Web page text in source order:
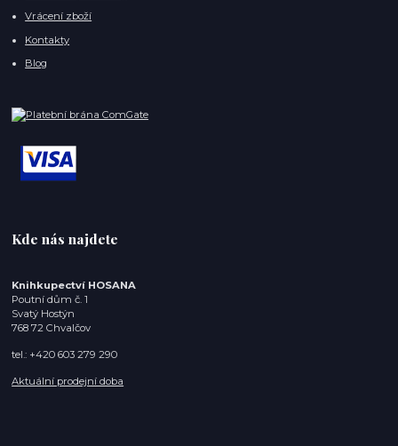
Vrácení zboží
Kontakty
Blog
Kde nás najdete
Knihkupectví HOSANA
Poutní dům č. 1
Svatý Hostýn
768 72 Chvalčov
tel.: +420 603 279 290
Aktuální prodejní doba